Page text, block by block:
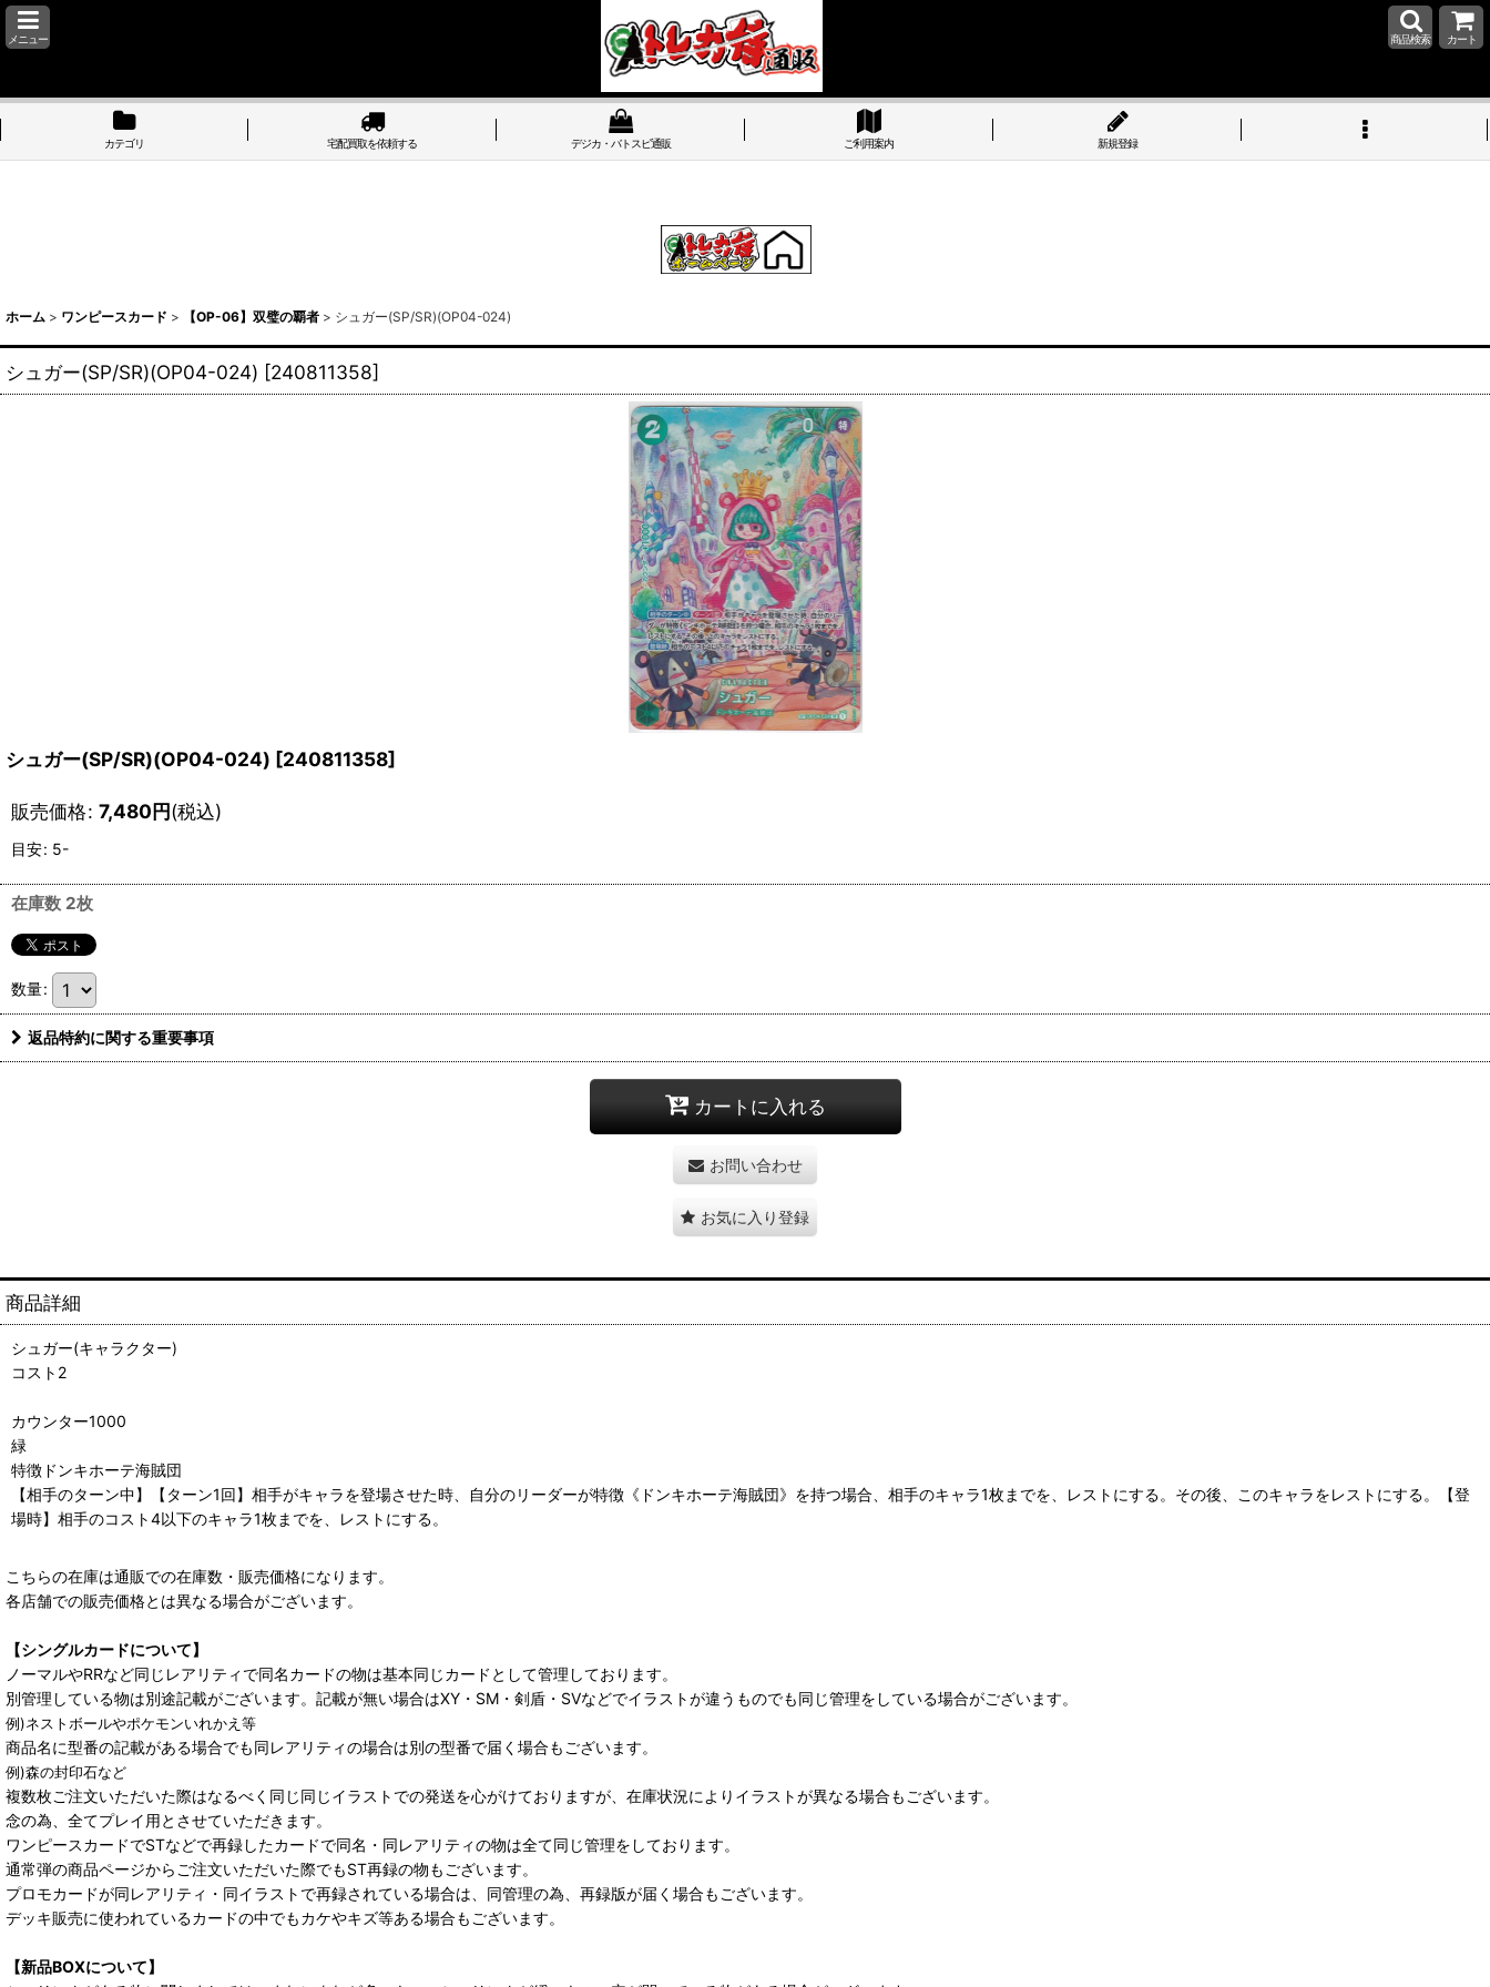
メニュー 商品検索 カート
カテゴリ 宅配買取を依頼する デジカ・バトスピ通販 ご利用案内 新規登録
ホーム > ワンピースカード > 【OP-06】双璧の覇者 > シュガー(SP/SR)(OP04-024)
シュガー(SP/SR)(OP04-024) [240811358]
シュガー(SP/SR)(OP04-024) [240811358]
販売価格: 7,480円(税込)
目安: 5-
在庫数 2枚
数量:
返品特約に関する重要事項
カートに入れる
お問い合わせ
お気に入り登録
商品詳細
シュガー(キャラクター)
コスト2
カウンター1000
緑
特徴ドンキホーテ海賊団
【相手のターン中】【ターン1回】相手がキャラを登場させた時、自分のリーダーが特徴《ドンキホーテ海賊団》を持つ場合、相手のキャラ1枚までを、レストにする。その後、このキャラをレストにする。【登
場時】相手のコスト4以下のキャラ1枚までを、レストにする。
こちらの在庫は通販での在庫数・販売価格になります。
各店舗での販売価格とは異なる場合がございます。
【シングルカードについて】
ノーマルやRRなど同じレアリティで同名カードの物は基本同じカードとして管理しております。
別管理している物は別途記載がございます。記載が無い場合はXY・SM・剣盾・SVなどでイラストが違うものでも同じ管理をしている場合がございます。
例)ネストボールやポケモンいれかえ等
商品名に型番の記載がある場合でも同レアリティの場合は別の型番で届く場合もございます。
例)森の封印石など
複数枚ご注文いただいた際はなるべく同じ同じイラストでの発送を心がけておりますが、在庫状況によりイラストが異なる場合もございます。
念の為、全てプレイ用とさせていただきます。
ワンピースカードでSTなどで再録したカードで同名・同レアリティの物は全て同じ管理をしております。
通常弾の商品ページからご注文いただいた際でもST再録の物もございます。
プロモカードが同レアリティ・同イラストで再録されている場合は、同管理の為、再録版が届く場合もございます。
デッキ販売に使われているカードの中でもカケやキズ等ある場合もございます。
【新品BOXについて】